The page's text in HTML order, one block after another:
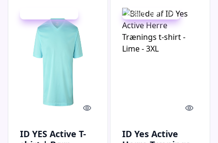
Quick look
ID YES Active T-
Udsalg - spar 20 %
Quick
ID Yes Active